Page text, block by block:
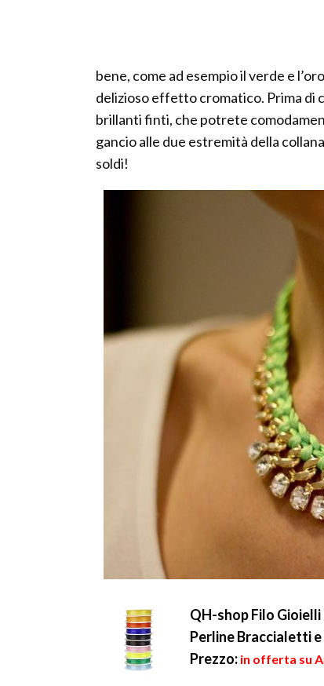
bene, come ad esempio il verde e
delizioso effetto cromatico. Prima di
brillanti finti, che potrete
gancio alle due estremità della
soldi!
QH-shop Filo
Perline Braccialetti e
Prezzo: in offerta su